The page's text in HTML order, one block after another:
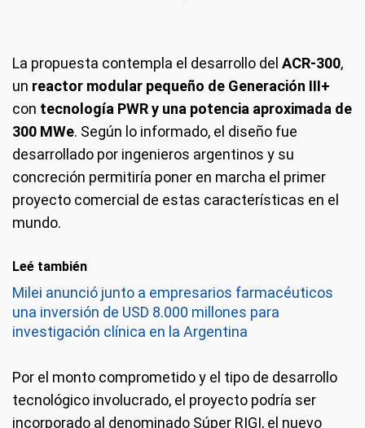
La propuesta contempla el desarrollo del ACR-300,
un reactor modular pequeño de Generación III+
con tecnología PWR y una potencia aproximada de
300 MWe. Según lo informado, el diseño fue
desarrollado por ingenieros argentinos y su
concreción permitiría poner en marcha el primer
proyecto comercial de estas características en el
mundo.
Leé también
Milei anunció junto a empresarios farmacéuticos
una inversión de USD 8.000 millones para
investigación clínica en la Argentina
Por el monto comprometido y el tipo de desarrollo
tecnológico involucrado, el proyecto podría ser
incorporado al denominado Súper RIGI, el nuevo